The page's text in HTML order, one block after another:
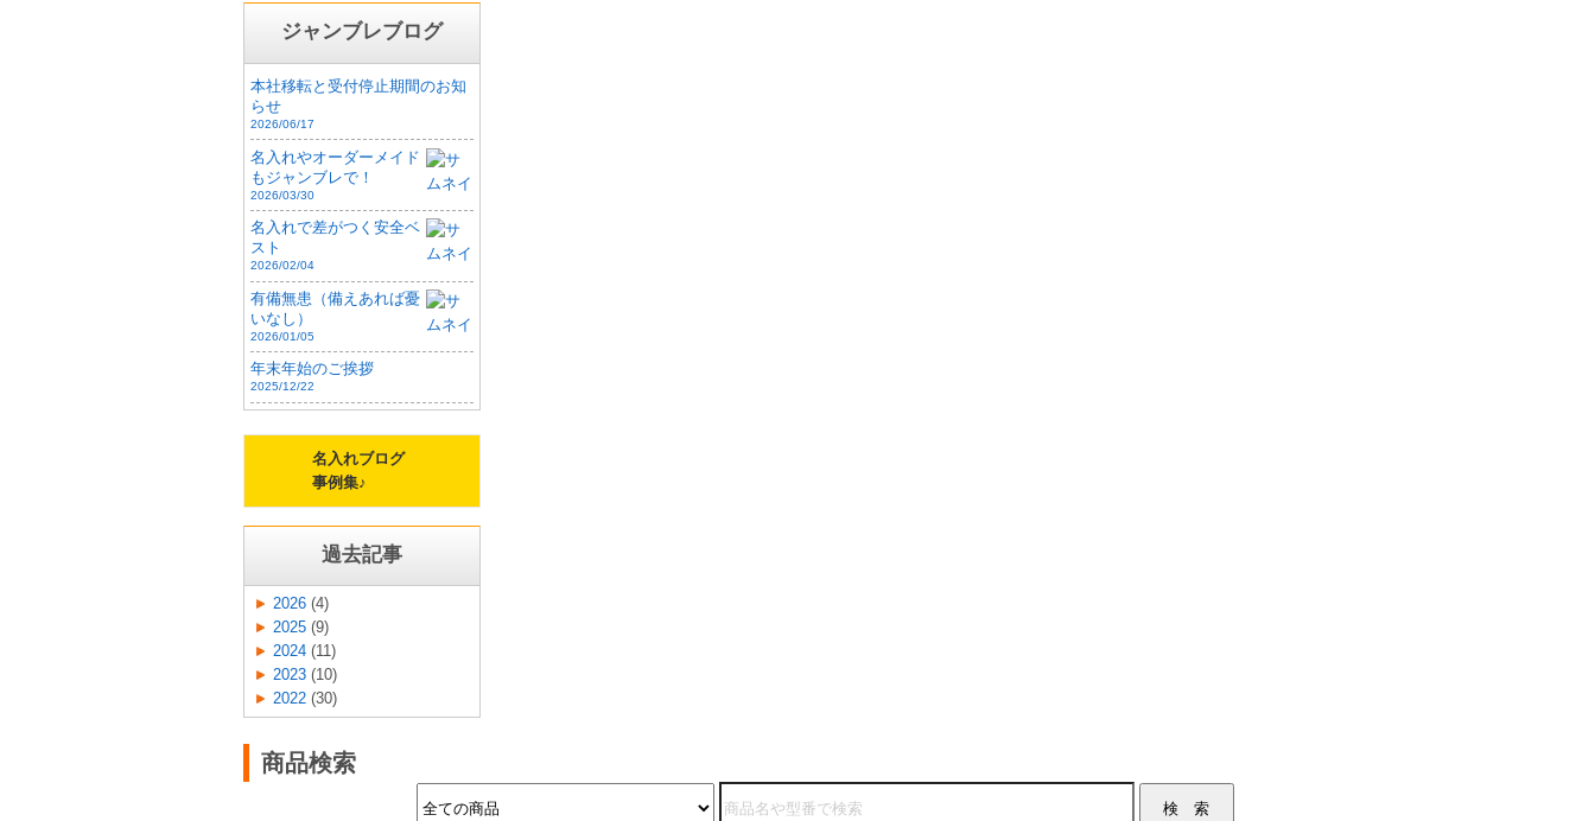
ジャンブレブログ
本社移転と受付停止期間のお知
らせ
2026/06/17
名入れやオーダーメイド
もジャンブレで！
2026/03/30
名入れで差がつく安全ベ
スト
2026/02/04
有備無患（備えあれば憂
いなし）
2026/01/05
年末年始のご挨拶
2025/12/22
名入れブログ
事例集♪
過去記事
2026 (4)
2025 (9)
2024 (11)
2023 (10)
2022 (30)
商品検索